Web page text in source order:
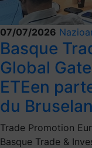
07/07/2026
Basque
Global
ETEen
du Bruselan
Trade Promotion
Basque Trade &